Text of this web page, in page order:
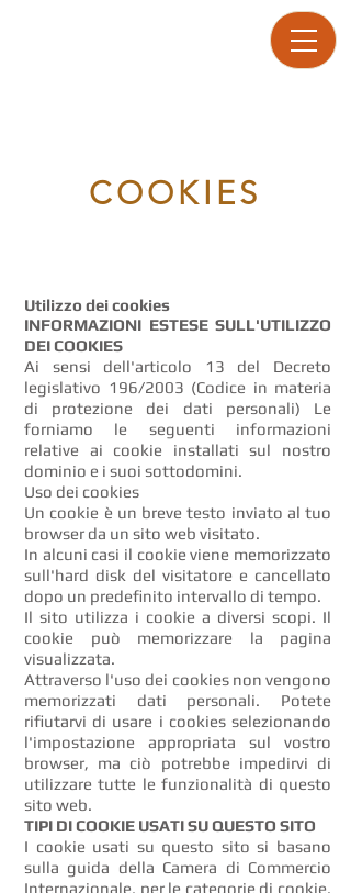
COOKIES
Utilizzo dei cookies
INFORMAZIONI ESTESE SULL'UTILIZZO
DEI COOKIES
Ai sensi dell'articolo 13 del Decreto
legislativo 196/2003 (Codice in materia
di protezione dei dati personali) Le
forniamo le seguenti informazioni
relative ai cookie installati sul nostro
dominio e i suoi sottodomini.
Uso dei cookies
Un cookie è un breve testo inviato al tuo
browser da un sito web visitato.
In alcuni casi il cookie viene memorizzato
sull'hard disk del visitatore e cancellato
dopo un predefinito intervallo di tempo.
Il sito utilizza i cookie a diversi scopi. Il
cookie può memorizzare la pagina
visualizzata.
Attraverso l'uso dei cookies non vengono
memorizzati dati personali. Potete
rifiutarvi di usare i cookies selezionando
l'impostazione appropriata sul vostro
browser, ma ciò potrebbe impedirvi di
utilizzare tutte le funzionalità di questo
sito web.
TIPI DI COOKIE USATI SU QUESTO SITO
I cookie usati su questo sito si basano
sulla guida della Camera di Commercio
Internazionale, per le categorie di cookie.